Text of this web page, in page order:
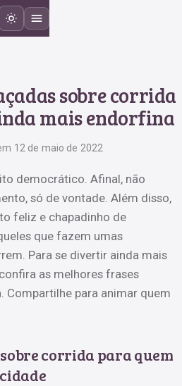
sobre corrida
mais endorfina
12 de maio de 2022
democrático. Afinal, não
só de vontade. Além disso,
feliz e chapadinho de
que fazem umas
Para se divertir ainda mais
as melhores frases
Compartilhe para animar quem
corrida para quem